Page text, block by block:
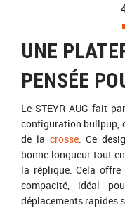
UNE
PENSÉE
Le STEYR AUG fait
configuration bullpup,
de la crosse. Ce
bonne longueur tout
la réplique. Cela
compacité, idéal
déplacements rapides